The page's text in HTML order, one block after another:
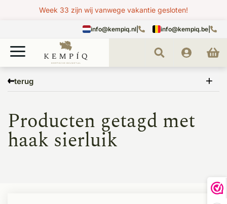
Week 33 zijn wij vanwege vakantie gesloten!
info@kempiq.nl info@kempiq.be
terug
haak sierluik
Producten getagd met
haak sierluik